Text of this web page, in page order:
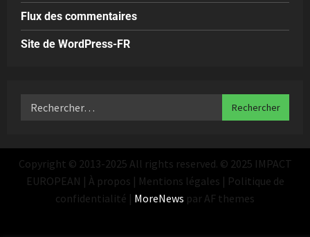
Flux des commentaires
Site de WordPress-FR
Copyright © 2013-2025 All rights reserved. © 2025 IMPACT
EUROPEAN | À propos | Mentions légales | Politique de
confidentialité | MoreNews par AF themes